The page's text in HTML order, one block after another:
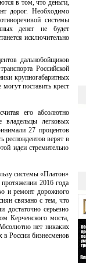
в том, что деньги,
дорог. Необходимо
системы
денег не будет
исключительно
дальнобойщиков
Российской
крупногабаритных
поставить крест
его абсолютно
владельцы легковых
27 процентов
респондентов верят в
идеи стремительно
системы «Платон»
2016 года
и ремонт дорожного
связано с тем, что
достаточно серьезно
Керченского моста,
нет никаких
в России бизнесменов